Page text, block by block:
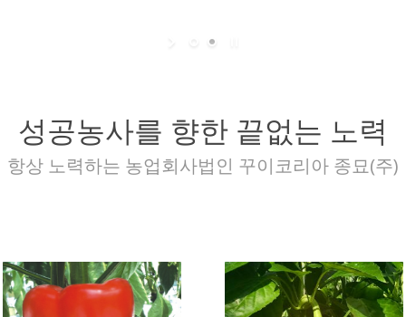
성공농사를 향한 끝없는 노력
항상 노력하는 농업회사법인 꾸이코리아 종묘(주)